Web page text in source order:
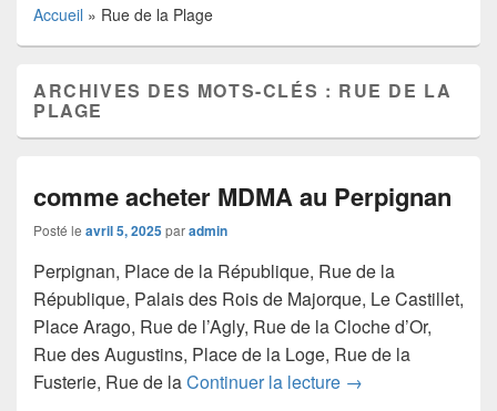
Accueil » Rue de la Plage
ARCHIVES DES MOTS-CLÉS : RUE DE LA
PLAGE
comme acheter MDMA au Perpignan
Posté le avril 5, 2025paradmin
Perpignan, Place de la République, Rue de la
République, Palais des Rois de Majorque, Le Castillet,
Place Arago, Rue de l’Agly, Rue de la Cloche d’Or,
Rue des Augustins, Place de la Loge, Rue de la
Fusterie, Rue de laContinuer la lecture comme acheter
→